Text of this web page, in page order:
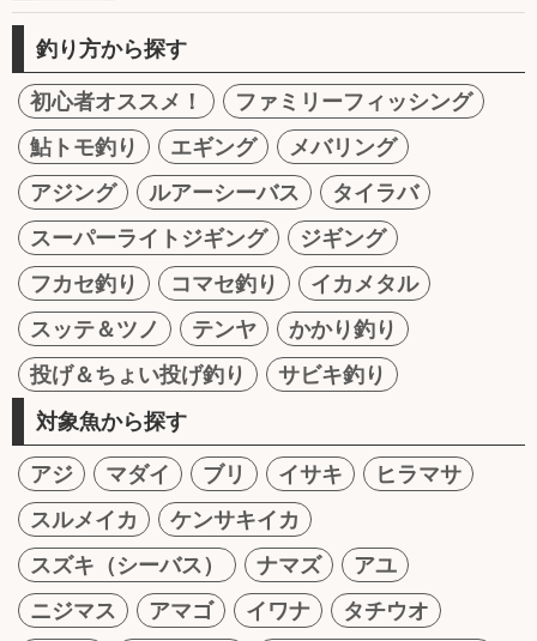
釣り方から探す
初心者オススメ！
ファミリーフィッシング
鮎トモ釣り
エギング
メバリング
アジング
ルアーシーバス
タイラバ
スーパーライトジギング
ジギング
フカセ釣り
コマセ釣り
イカメタル
スッテ＆ツノ
テンヤ
かかり釣り
投げ＆ちょい投げ釣り
サビキ釣り
対象魚から探す
アジ マダイ ブリ イサキ
ヒラマサ
スルメイカ
ケンサキイカ
スズキ（シーバス）
ナマズ
アユ
ニジマス
アマゴ イワナ
タチウオ